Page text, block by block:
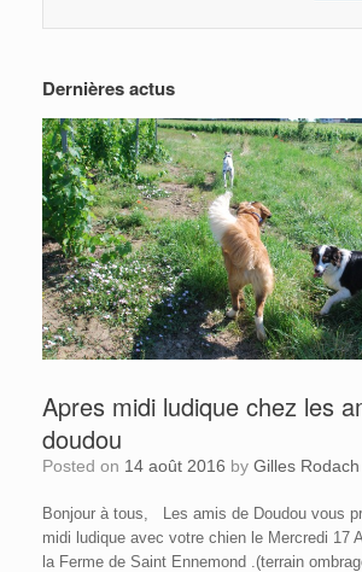
Dernières actus
Apres midi ludique chez les
doudou
Posted on 14 août 2016 by Gilles Rodach
Bonjour à tous, Les amis de Doudou vous
midi ludique avec votre chien le Mercredi 17
la Ferme de Saint Ennemond .(terrain